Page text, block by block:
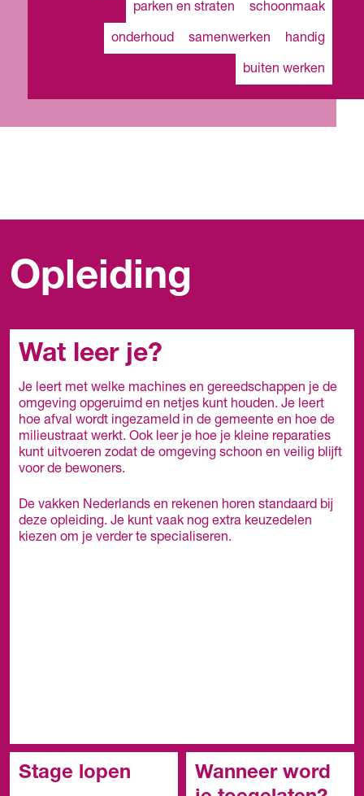
parken en straten schoonmaak
onderhoud samenwerken handig
buiten werken
Opleiding
Wat leer je?
Je leert met welke machines en gereedschappen je de
omgeving opgeruimd en netjes kunt houden. Je leert
hoe afval wordt ingezameld in de gemeente en hoe de
milieustraat werkt. Ook leer je hoe je kleine reparaties
kunt uitvoeren zodat de omgeving schoon en veilig blijft
voor de bewoners.
De vakken Nederlands en rekenen horen standaard bij
deze opleiding. Je kunt vaak nog extra keuzedelen
kiezen om je verder te specialiseren.
Stage lopen
Wanneer word